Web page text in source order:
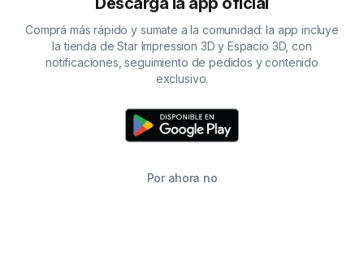
Comprá más rápido y sumate a la comunidad: la app incluye
la tienda de Star Impression 3D y Espacio 3D, con
notificaciones, seguimiento de pedidos y contenido
exclusivo.
Por ahora no